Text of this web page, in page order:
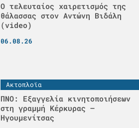
Ο τελευταίος χαιρετισμός της
θάλασσας στον Αντώνη Βιδάλη
(video)
06.08.26
Ακτοπλοϊα
ΠΝΟ: Εξαγγελία κινητοποιήσεων
στη γραμμή Κέρκυρας –
Ηγουμενίτσας